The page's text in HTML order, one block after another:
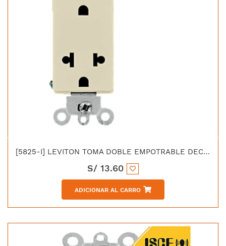
[5825-I] LEVITON TOMA DOBLE EMPOTRABLE DECORA UNIVERSAL 2X15A L/T 25 MARFIL
S/ 13.60
ADICIONAR AL CARRO